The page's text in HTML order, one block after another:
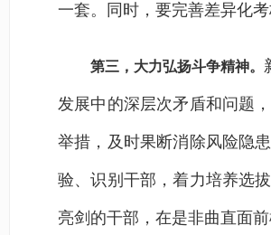
一套。同时，要完善差异化
第三，大力弘扬斗争精神。
发展中的深层次矛盾和问题
举措，及时果断消除风险隐
验、识别干部，着力培养选
亮剑的干部，在是非曲直面